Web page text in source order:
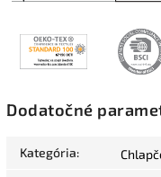
Dodatočné
Kategória: